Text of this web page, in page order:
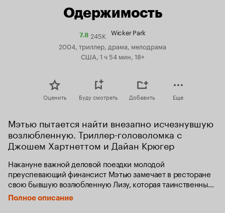
Одержимость
7.8Рейтинг
7.8
245K Wicker Park
2004, триллер, драма, мелодрама
США, 1 ч 54 мин, 18+
Оценить Буду смотреть Добавить Еще
Мэтью пытается найти внезапно исчезнувшую
возлюбленную. Триллер-головоломка с
Джошем Хартнеттом и Дайан Крюгер
Накануне важной деловой поездки молодой
преуспевающий финансист Мэтью замечает в ресторане
свою бывшую возлюбленную Лизу, которая таинственным
образом исчезла два года назад и страстью к которой он
все еще одержим. Забыв обо всем, Мэтью ступает на путь
Полное описание